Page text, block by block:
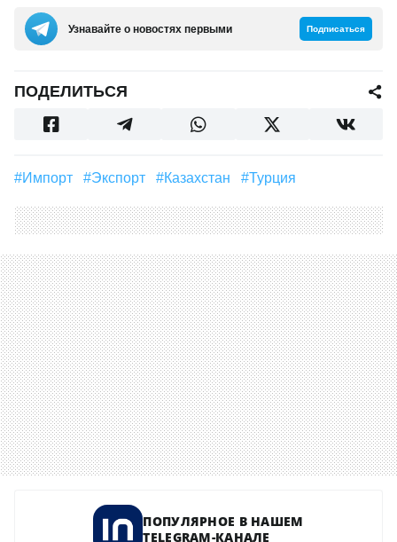
Узнавайте о новостях первыми Подписаться
ПОДЕЛИТЬСЯ
#импорт #экспорт #Казахстан #Турция